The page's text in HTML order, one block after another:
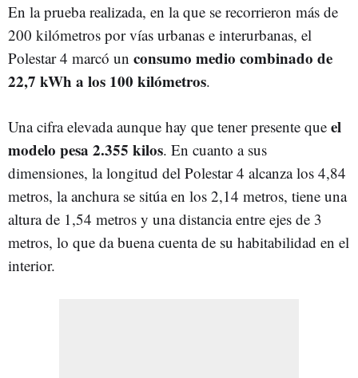
En la prueba realizada, en la que se recorrieron más de
200 kilómetros por vías urbanas e interurbanas, el
Polestar 4 marcó un consumo medio combinado de
22,7 kWh a los 100 kilómetros.
Una cifra elevada aunque hay que tener presente que el
modelo pesa 2.355 kilos. En cuanto a sus
dimensiones, la longitud del Polestar 4 alcanza los 4,84
metros, la anchura se sitúa en los 2,14 metros, tiene una
altura de 1,54 metros y una distancia entre ejes de 3
metros, lo que da buena cuenta de su habitabilidad en el
interior.